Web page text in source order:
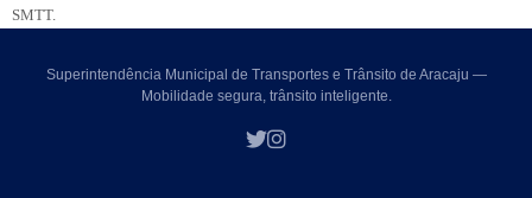
SMTT.
Superintendência Municipal de Transportes e Trânsito de Aracaju —
Mobilidade segura, trânsito inteligente.